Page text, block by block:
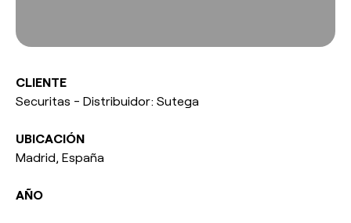
CLIENTE
Securitas - Distribuidor: Sutega
UBICACIÓN
Madrid, España
AÑO